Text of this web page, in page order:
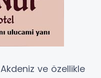
ve özellikle